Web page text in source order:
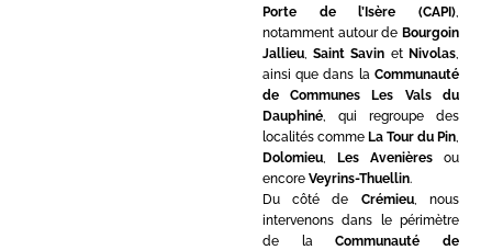
Porte de l’Isère (CAPI)
notamment autour de Bourgoin
Jallieu,Saint Savin et Nivolas
ainsi que dans la Communauté
de Communes Les Vals du
Dauphiné, qui regroupe des
localités comme La Tour du Pin
Dolomieu, Les Avenièresou
encore Veyrins-Thuellin.
Du côté de Crémieu, nous
intervenons dans le périmètre
de laCommunauté de